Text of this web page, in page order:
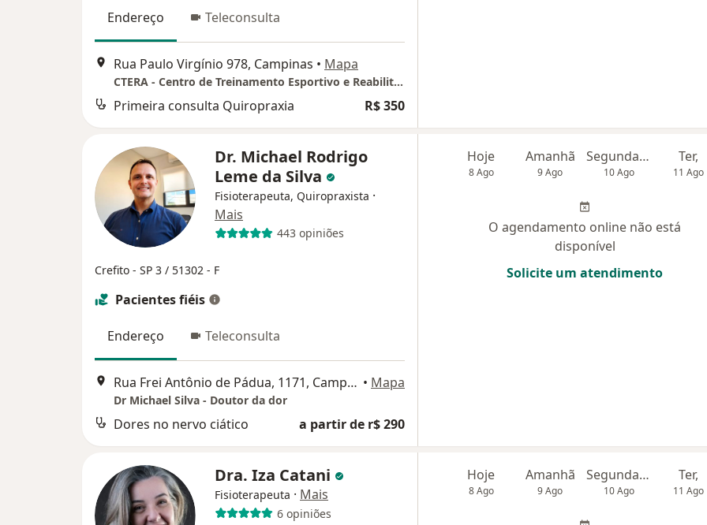
Endereço Teleconsulta
Rua Paulo Virgínio 978, Campinas • Mapa
CTERA - Centro de Treinamento Esportivo e Reabilitação Avançada
Primeira consulta Quiropraxia R$ 350
Dr. Michael Rodrigo
Leme da Silva
Fisioterapeuta, Quiropraxista ·
Mais
443 opiniões
Crefito - SP 3 / 51302 - F
Pacientes fiéis
Endereço Teleconsulta
Rua Frei Antônio de Pádua, 1171, Campinas • Mapa
Dr Michael Silva - Doutor da dor
Dores no nervo ciático a partir de r$ 290
Hoje
8 Ago
Amanhã
9 Ago
Segunda-feira
10 Ago
Ter,
11 Ago
O agendamento online não está
disponível
Solicite um atendimento
Dra. Iza Catani
Fisioterapeuta · Mais
6 opiniões
Hoje
8 Ago
Amanhã
9 Ago
Segunda-feira
10 Ago
Ter,
11 Ago